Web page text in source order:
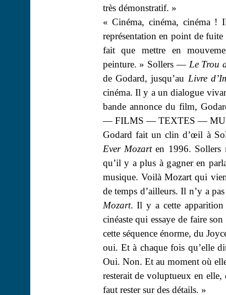
très démonstratif. »
« Cinéma, cinéma, cinéma !
représentation en point de
fait que mettre en
peinture. » Sollers — Le Trou
de Godard, jusqu’au Livre
cinéma. Il y a un dialogue
bande annonce du film,
— FILMS — TEXTES —
Godard fait un clin d’œil à
EverMozarten 1996. Sollers
qu’il y a plus à gagner en
musique. Voilà Mozart qui
de temps d’ailleurs. Il n’y a
Mozart. Il y a cette
cinéaste qui essaye de faire
cette séquence énorme, du
oui. Et à chaque fois qu’elle
Oui. Non. Et au moment où
resterait de voluptueux en
faut rester sur des détails. »